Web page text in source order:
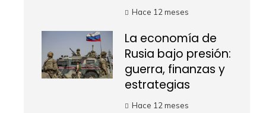
Hace 12 meses
La economía de
Rusia bajo presión:
guerra, finanzas y
estrategias
Hace 12 meses